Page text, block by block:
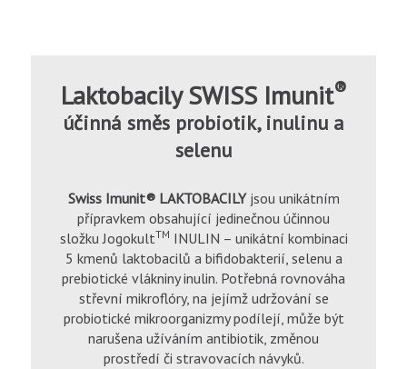
Laktobacily SWISS Imunit®
účinná směs probiotik, inulinu a
selenu
Swiss Imunit® LAKTOBACILYjsou unikátním
přípravkem obsahující jedinečnou účinnou
složku JogokultTM INULIN – unikátní kombinaci
5 kmenů laktobacilů a bifidobakterií, selenu a
prebiotické vlákniny inulin. Potřebná rovnováha
střevní mikroflóry, na jejímž udržování se
probiotické mikroorganizmy podílejí, může být
narušena užíváním antibiotik, změnou
prostředí či stravovacích návyků.